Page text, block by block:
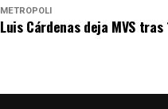
METRÓPOLI
Luis Cárdenas deja MVS tras